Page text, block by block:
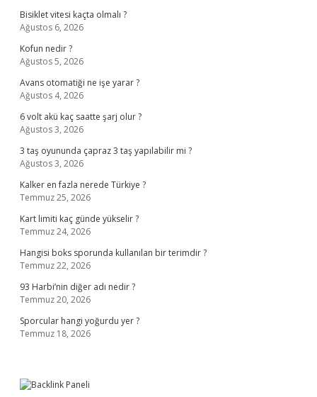
Bisiklet vitesi kaçta olmalı ?
Ağustos 6, 2026
Kofun nedir ?
Ağustos 5, 2026
Avans otomatiği ne işe yarar ?
Ağustos 4, 2026
6 volt akü kaç saatte şarj olur ?
Ağustos 3, 2026
3 taş oyununda çapraz 3 taş yapılabilir mi ?
Ağustos 3, 2026
Kalker en fazla nerede Türkiye ?
Temmuz 25, 2026
Kart limiti kaç günde yükselir ?
Temmuz 24, 2026
Hangisi boks sporunda kullanılan bir terimdir ?
Temmuz 22, 2026
93 Harbi’nin diğer adı nedir ?
Temmuz 20, 2026
Sporcular hangi yoğurdu yer ?
Temmuz 18, 2026